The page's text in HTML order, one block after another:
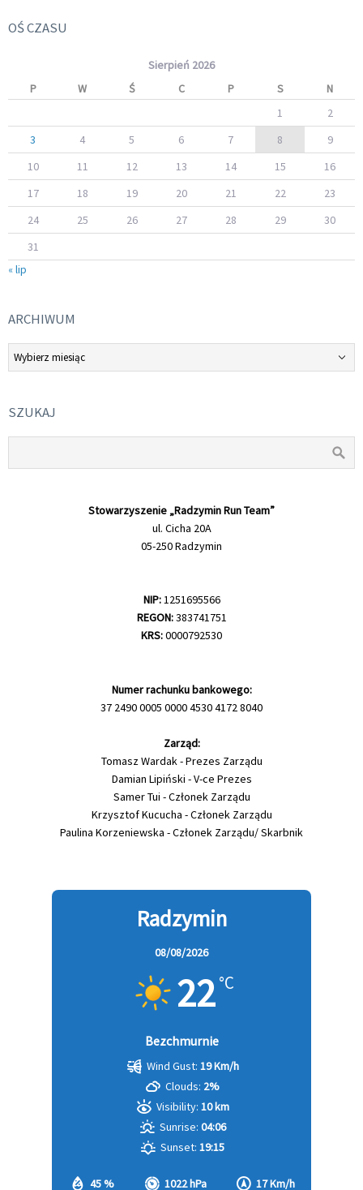
OŚ CZASU
Sierpień 2026
P
W Ś C P S
N
1
2
3
4 5 6 7 8
9
10
11 12 13 14 15
16
17
18 19 20 21 22
23
24
25 26 27 28 29
30
31
« lip
ARCHIWUM
Archiwum
SZUKAJ
Stowarzyszenie „Radzymin Run Team”
ul. Cicha 20A
05-250 Radzymin
NIP:1251695566
REGON:383741751
KRS:0000792530
Numer rachunku bankowego:
37 2490 0005 0000 4530 4172 8040
Zarząd:
Tomasz Wardak - Prezes Zarządu
Damian Lipiński - V-ce Prezes
Samer Tui - Członek Zarządu
Krzysztof Kucucha - Członek Zarządu
Paulina Korzeniewska - Członek Zarządu/ Skarbnik
Radzymin
08/08/2026
22 °C
Bezchmurnie
45 % 1022 hPa 17 Km/h
Wind Gust: 19 Km/h
Clouds: 2%
Visibility: 10 km
Sunrise: 04:06
Sunset: 19:15